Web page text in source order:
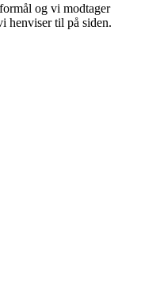
og vi modtager
henviser til på siden.